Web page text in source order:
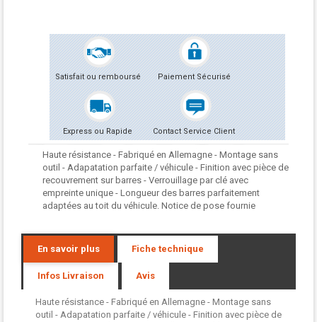
Satisfait ou remboursé Paiement Sécurisé
Express ou Rapide Contact Service Client
Haute résistance - Fabriqué en Allemagne - Montage sans
outil - Adapatation parfaite / véhicule - Finition avec pièce de
recouvrement sur barres - Verrouillage par clé avec
empreinte unique - Longueur des barres parfaitement
adaptées au toit du véhicule. Notice de pose fournie
En savoir plus Fiche technique
Infos Livraison Avis
Haute résistance - Fabriqué en Allemagne - Montage sans
outil - Adapatation parfaite / véhicule - Finition avec pièce de